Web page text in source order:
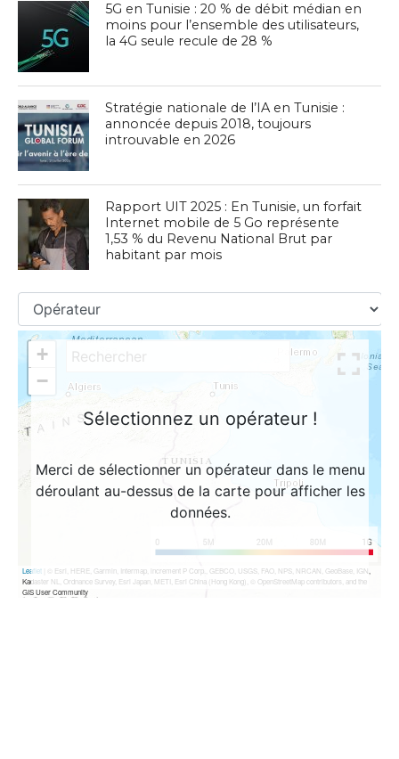
5G en Tunisie : 20 % de débit médian en
moins pour l’ensemble des utilisateurs,
la 4G seule recule de 28 %
Stratégie nationale de l’IA en Tunisie :
annoncée depuis 2018, toujours
introuvable en 2026
Rapport UIT 2025 : En Tunisie, un forfait
Internet mobile de 5 Go représente
1,53 % du Revenu National Brut par
habitant par mois